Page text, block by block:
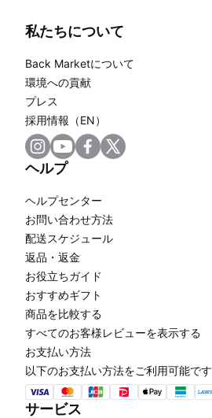
私たちについて
Back Marketについて
環境への貢献
プレス
採用情報（EN）
ヘルプ
ヘルプセンター
お問い合わせ方法
配送スケジュール
返品・返金
お役立ちガイド
おすすめギフト
商品を比較する
すべてのお客様レビューを表示する
お支払い方法
以下のお支払い方法をご利用可能です
サービス